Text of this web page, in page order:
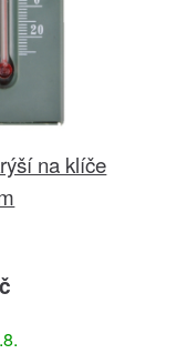
na klíče